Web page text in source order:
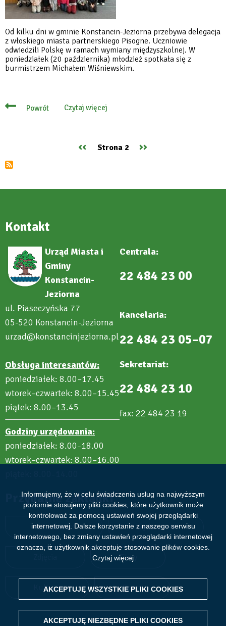
Informujemy, że w celu świadczenia usług na najwyższym
poziomie stosujemy pliki cookies, które użytkownik może
kontrolować za pomocą ustawień swojej przeglądarki
internetowej. Dalsze korzystanie z naszego serwisu
internetowego, bez zmiany ustawień przeglądarki internetowej
oznacza, iż użytkownik akceptuje stosowanie plików cookies.
Czytaj więcej
AKCEPTUJĘ WSZYSTKIE PLIKI COOKIES
AKCEPTUJĘ NIEZBĘDNE PLIKI COOKIES
WITHDRAW CONSENT
Od kilku dni w gminie Konstancin-Jeziorna przebywa delegacja
z włoskiego miasta partnerskiego Pisogne. Uczniowie
odwiedzili Polskę w ramach wymiany międzyszkolnej. W
poniedziałek (20 października) młodzież spotkała się z
burmistrzem Michałem Wiśniewskim.
Powrót Czytaj więcej
o
rewizytąPoprzednia
‹‹ Strona 2
Następna
››
Kontakt
Urząd Miasta i
Gminy
Konstancin-
Jeziorna
ul. Piaseczyńska 77
05-520 Konstancin-Jeziorna
urzad@konstancinjeziorna.pl
Obsługa interesantów:
poniedziałek: 8.00–17.45
wtorek–czwartek: 8.00–15.45
piątek: 8.00–13.45
Godziny urzędowania:
poniedziałek: 8.00–18.00
wtorek–czwartek: 8.00–16.00
Centrala:
22 484 23 00
Kancelaria:
22 484 23 05–07
Sekretariat:
22 484 23 10
fax: 22 484 23 19
Przydatne zakładki
Aktualności Wydarzenia
Filmy
Kultura Sport